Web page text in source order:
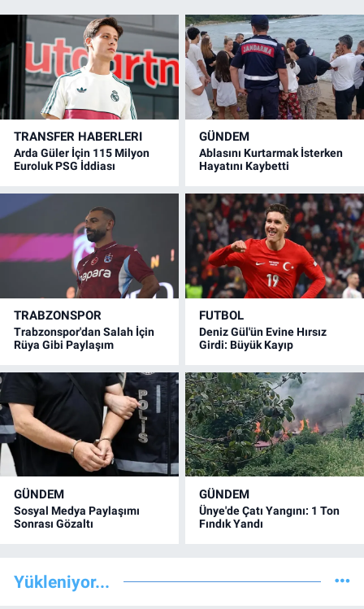
TRANSFER HABERLERI
Arda Güler İçin 115 Milyon
Euroluk PSG İddiası
GÜNDEM
Ablasını Kurtarmak İsterken
Hayatını Kaybetti
TRABZONSPOR
Trabzonspor'dan Salah İçin
Rüya Gibi Paylaşım
FUTBOL
Deniz Gül'ün Evine Hırsız
Girdi: Büyük Kayıp
GÜNDEM
Sosyal Medya Paylaşımı
Sonrası Gözaltı
GÜNDEM
Ünye'de Çatı Yangını: 1 Ton
Fındık Yandı
Yükleniyor...